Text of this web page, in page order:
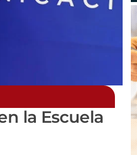
la Escuela